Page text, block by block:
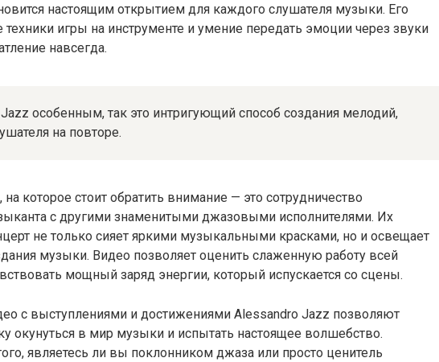
настоящим открытием для каждого слушателя музыки. Его
игры на инструменте и умение передать эмоции через звуки
навсегда.
особенным, так это интригующий способ создания мелодий,
на повторе.
которое стоит обратить внимание — это сотрудничество
с другими знаменитыми джазовыми исполнителями. Их
не только сияет яркими музыкальными красками, но и освещает
музыки. Видео позволяет оценить слаженную работу всей
мощный заряд энергии, который испускается со сцены.
с выступлениями и достижениями Alessandro Jazz позволяют
окунуться в мир музыки и испытать настоящее волшебство.
являетесь ли вы поклонником джаза или просто ценитель